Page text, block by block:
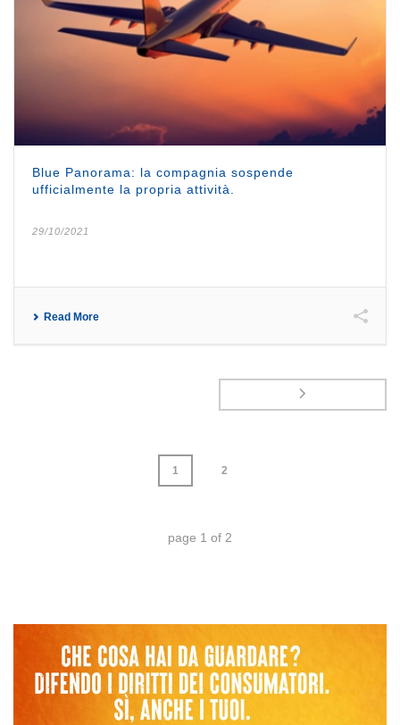
Blue Panorama: la compagnia sospende
ufficialmente la propria attività.
29/10/2021
Read More
1 2
page 1 of 2